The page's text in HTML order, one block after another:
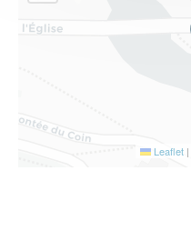
Leaflet |